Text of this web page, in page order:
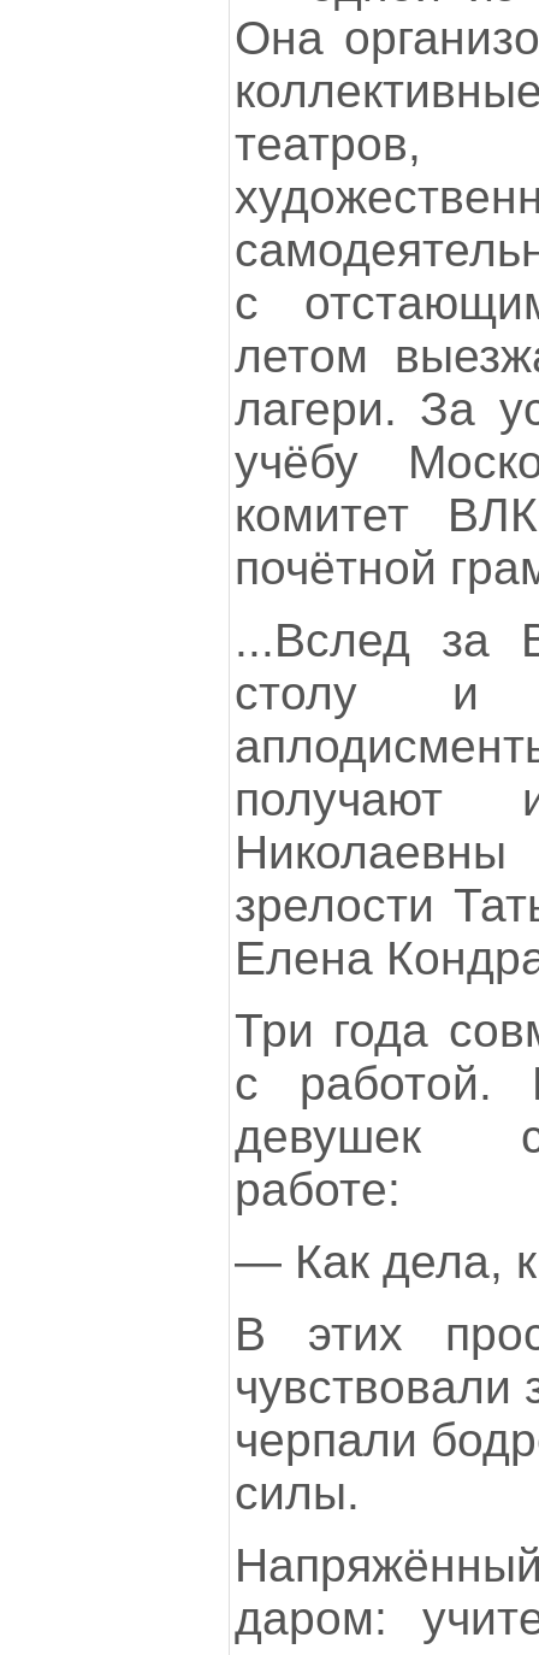
Она
с
летом
лагери. За
учёбу
комитет
почётной
...Вслед за
столу и
зрелости
Елена
Три года
с
девушек
работе:
— Как дела,
В этих
чувствовали
черпали
силы.
даром: